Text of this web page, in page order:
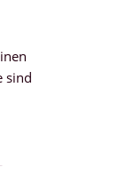
sind